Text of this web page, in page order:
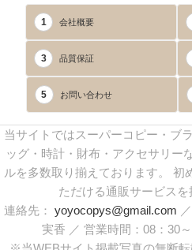
1 会社概要
3 品質保証
5 お問い合わせ
当サイトではスーパーコピー・ブ
ッグ・時計・財布・アクセサリー
ルを多数取り揃えております。 初
ただける通販サービスを
連絡先： yoyocopys@gmail.com
実香 ／ 営業時間：08：30